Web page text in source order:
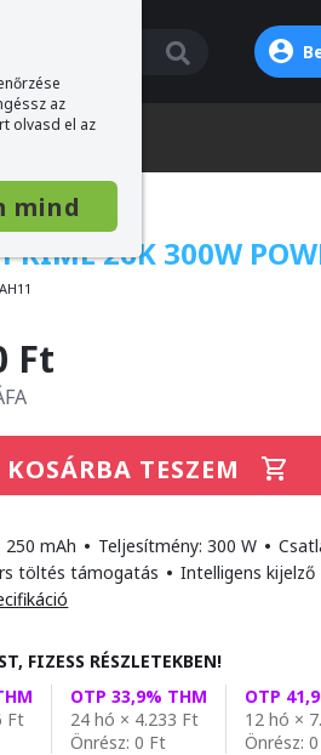
26K 300W
Ft
KOSÁRBA TESZEM
250 mAh • Teljesítmény: 300 W •
töltés támogatás • Intelligens kijelző
FIZESS RÉSZLETEKBEN!
Ft
OTP 33,9% THM
24 hó × 4.233 Ft
Önrész: 0 Ft
OTP
12 hó ×
Önrész:
az
olvasd el az
mind